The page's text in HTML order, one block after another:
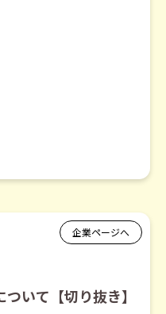
企業ページへ
いて【切り抜き】